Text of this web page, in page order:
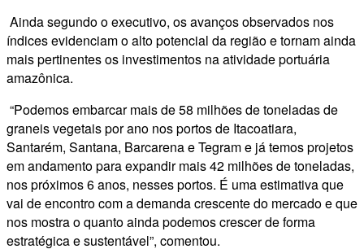
Ainda segundo o executivo, os avanços observados nos
índices evidenciam o alto potencial da região e tornam ainda
mais pertinentes os investimentos na atividade portuária
amazônica.
“Podemos embarcar mais de 58 milhões de toneladas de
graneis vegetais por ano nos portos de Itacoatiara,
Santarém, Santana, Barcarena e Tegram e já temos projetos
em andamento para expandir mais 42 milhões de toneladas,
nos próximos 6 anos, nesses portos. É uma estimativa que
vai de encontro com a demanda crescente do mercado e que
nos mostra o quanto ainda podemos crescer de forma
estratégica e sustentável”, comentou.